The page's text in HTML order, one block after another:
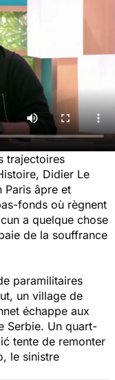
trajectoires
Didier Le
Paris âpre et
fonds où règnent
a quelque chose
de la souffrance
paramilitaires
un village de
échappe aux
Serbie. Un quart-
tente de remonter
le sinistre